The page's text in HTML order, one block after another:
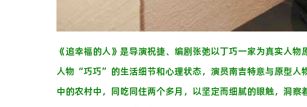
《追幸福的人》是导演祝捷、编剧张弛以丁巧一家为真实人
人物“巧巧”的生活细节和心理状态，演员南吉特意与原型
中的农村中，同吃同住两个多月，以坚定而细腻的眼触，洞